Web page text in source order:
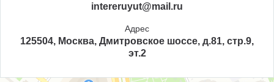
intereruyut@mail.ru
Адрес
125504, Москва, Дмитровское шоссе, д.81, стр.9,
эт.2